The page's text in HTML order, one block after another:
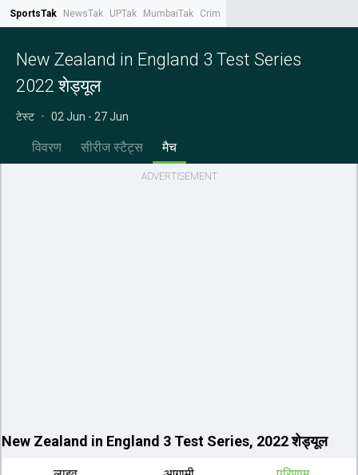
SportsTak NewsTak UPTak MumbaiTak CrimeTak
New Zealand in England 3 Test Series
2022 शेड्यूल
टेस्ट • 02 Jun - 27 Jun
विवरण सीरीज स्टैट्स मैच
New Zealand in England 3 Test Series, 2022 शेड्यूल